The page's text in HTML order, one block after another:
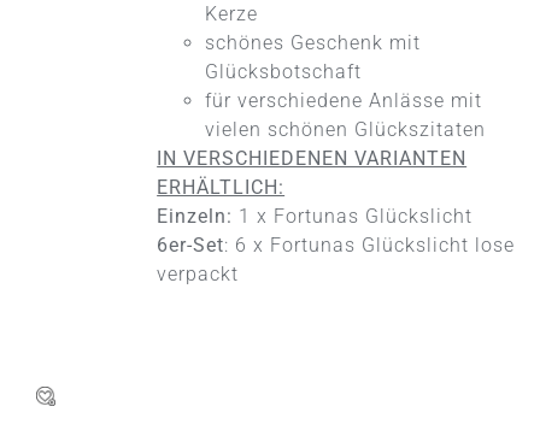
PRODUKTSEITE
Kerze
schönes Geschenk mit
Glücksbotschaft
für verschiedene Anlässe mit
vielen schönen Glückszitaten
IN VERSCHIEDENEN VARIANTEN
ERHÄLTLICH:
Einzeln: 1 x Fortunas Glückslicht
6er-Set: 6 x Fortunas Glückslicht lose
verpackt